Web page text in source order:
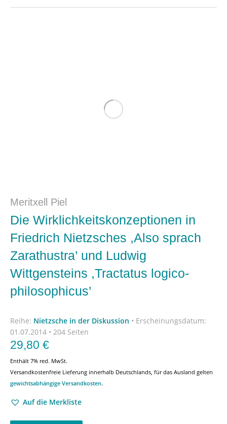
Meritxell Piel
Die Wirklichkeitskonzeptionen in
Friedrich Nietzsches ,Also sprach
Zarathustra’ und Ludwig
Wittgensteins ,Tractatus logico-
philosophicus’
Reihe: Nietzsche in der Diskussion • Erscheinungsdatum:
01.07.2014 • 204 Seiten
29,80 €
Enthält 7% red. MwSt.
Versandkostenfreie Lieferung innerhalb Deutschlands, für das Ausland gelten
gewichtsabhängige Versandkosten.
Auf die Merkliste